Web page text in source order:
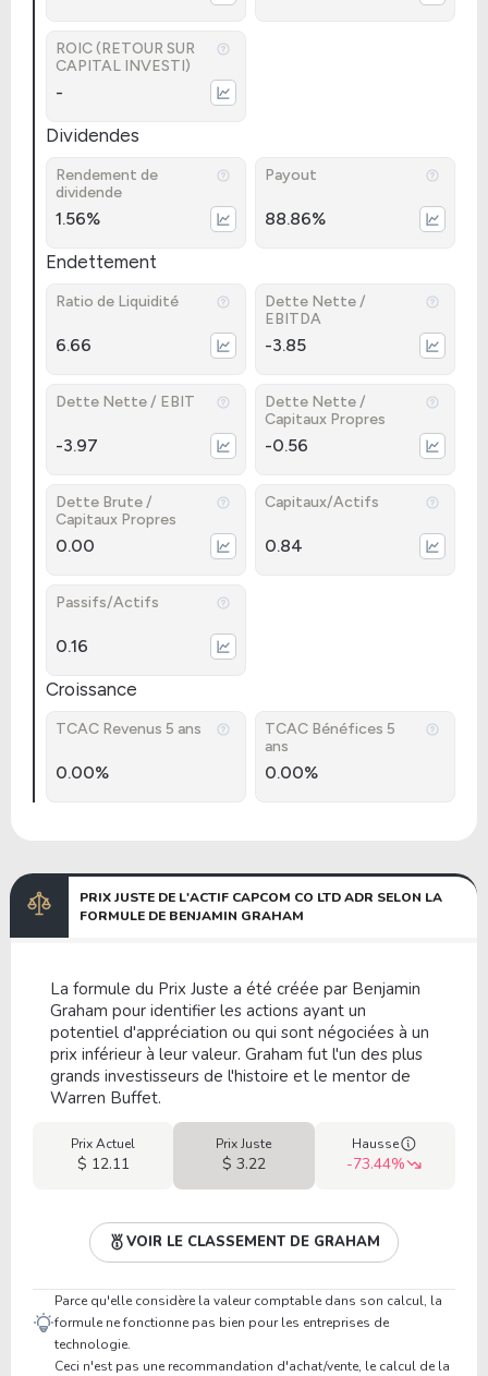
ROIC (RETOUR SUR
CAPITAL INVESTI)
-
Dividendes
Rendement de
dividende
1.56%
Payout
88.86%
Endettement
Ratio de Liquidité
6.66
Dette Nette /
EBITDA
-3.85
Dette Nette / EBIT
-3.97
Dette Nette /
Capitaux Propres
-0.56
Dette Brute /
Capitaux Propres
0.00
Capitaux/Actifs
0.84
Passifs/Actifs
0.16
Croissance
TCAC Revenus 5 ans
0.00%
TCAC Bénéfices 5
ans
0.00%
PRIX JUSTE DE L'ACTIF CAPCOM CO LTD ADR SELON LA
FORMULE DE BENJAMIN GRAHAM
La formule du Prix Juste a été créée par Benjamin
Graham pour identifier les actions ayant un
potentiel d'appréciation ou qui sont négociées à un
prix inférieur à leur valeur. Graham fut l'un des plus
grands investisseurs de l'histoire et le mentor de
Warren Buffet.
Prix Actuel
$ 12.11
Prix Juste
$ 3.22
Hausse
-73.44%
VOIR LE CLASSEMENT DE GRAHAM
Parce qu'elle considère la valeur comptable dans son calcul, la
formule ne fonctionne pas bien pour les entreprises de
technologie.
Ceci n'est pas une recommandation d'achat/vente, le calcul de la